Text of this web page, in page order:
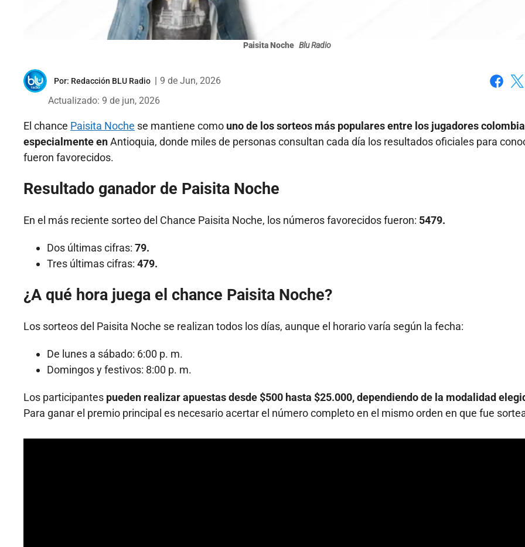
Paisita Noche Blu Radio
Por: Redacción BLU Radio
9 de Jun, 2026
Actualizado: 9 de jun, 2026
El chance Paisita Noche se mantiene como uno de los sorteos más populares entre los jugadores
especialmente enAntioquia, donde miles de personas consultan cada día los resultados oficiales para
fueron favorecidos.
Resultado ganador de Paisita Noche
En el más reciente sorteo del Chance Paisita Noche, los números favorecidos fueron: 5479.
Dos últimas cifras: 79.
Tres últimas cifras: 479.
¿A qué hora juega el chance Paisita Noche?
Los sorteos del Paisita Noche se realizan todos los días, aunque el horario varía según la fecha:
De lunes a sábado: 6:00 p. m.
Domingos y festivos: 8:00 p. m.
Los participantes pueden realizar apuestas desde $500 hasta $25.000, dependiendo de la modalidad
Para ganar el premio principal es necesario acertar el número completo en el mismo orden en que fue